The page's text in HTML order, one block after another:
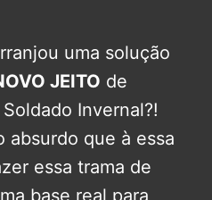
uma solução
JEITO de
Invernal?!
absurdo que à essa
essa trama de
base real para